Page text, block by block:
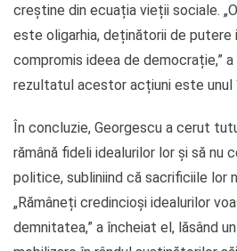
creștine din ecuația vieții sociale.
este oligarhia, deținătorii de putere
compromis ideea de democrație,”
rezultatul acestor acțiuni este unul
În concluzie, Georgescu a cerut
rămână fideli idealurilor lor și să nu
politice, subliniind că sacrificiile lor
„Rămâneți credincioși idealurilor
demnitatea,” a încheiat el, lăsând